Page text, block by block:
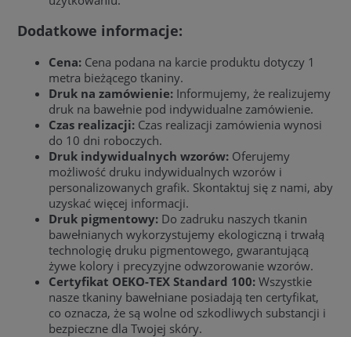
Dodatkowe informacje:
Cena: Cena podana na karcie produktu dotyczy 1
metra bieżącego tkaniny.
Druk na zamówienie: Informujemy, że realizujemy
druk na bawełnie pod indywidualne zamówienie.
Czas realizacji: Czas realizacji zamówienia wynosi
do 10 dni roboczych.
Druk indywidualnych wzorów: Oferujemy
możliwość druku indywidualnych wzorów i
personalizowanych grafik. Skontaktuj się z nami, aby
uzyskać więcej informacji.
Druk pigmentowy: Do zadruku naszych tkanin
bawełnianych wykorzystujemy ekologiczną i trwałą
technologię druku pigmentowego, gwarantującą
żywe kolory i precyzyjne odwzorowanie wzorów.
Certyfikat OEKO-TEX Standard 100: Wszystkie
nasze tkaniny bawełniane posiadają ten certyfikat,
co oznacza, że są wolne od szkodliwych substancji i
bezpieczne dla Twojej skóry.